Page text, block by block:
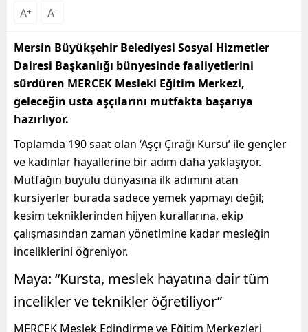
A+ A-
Mersin Büyükşehir Belediyesi Sosyal Hizmetler
Dairesi Başkanlığı bünyesinde faaliyetlerini
sürdüren MERCEK Mesleki Eğitim Merkezi,
geleceğin usta aşçılarını mutfakta başarıya
hazırlıyor.
Toplamda 190 saat olan ‘Aşçı Çırağı Kursu’ ile gençler
ve kadınlar hayallerine bir adım daha yaklaşıyor.
Mutfağın büyülü dünyasına ilk adımını atan
kursiyerler burada sadece yemek yapmayı değil;
kesim tekniklerinden hijyen kurallarına, ekip
çalışmasından zaman yönetimine kadar mesleğin
inceliklerini öğreniyor.
Maya: “Kursta, meslek hayatına dair tüm
incelikler ve teknikler öğretiliyor”
MERCEK Meslek Edindirme ve Eğitim Merkezleri